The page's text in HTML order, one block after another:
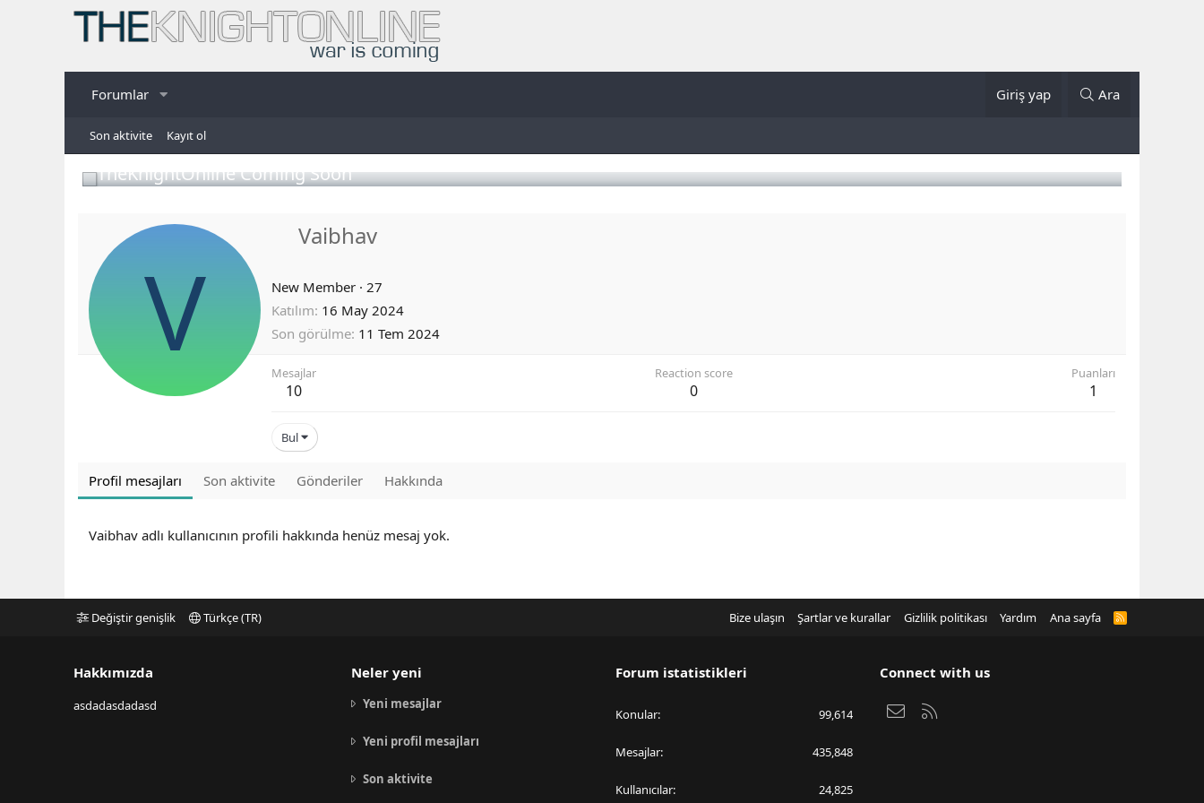
Forumlar Giriş yap Ara
Son aktivite Kayıt ol
TheKnightOnline Coming Soon
V
Vaibhav
New Member · 27
Katılım 16 May 2024
Son görülme 11 Tem 2024
Mesajlar
10
Reaction score
0
Puanları
1
Bul
Profil mesajları Son aktivite Gönderiler Hakkında
Vaibhav adlı kullanıcının profili hakkında henüz mesaj yok.
Değiştir genişlik Türkçe (TR) Bize ulaşın Şartlar ve kurallar Gizlilik politikası Yardım Ana sayfa
R
Hakkımızda
asdadasdadasd
Neler yeni
Yeni mesajlar
Yeni profil mesajları
Son aktivite
Forum istatistikleri
Konular 99,614
Mesajlar 435,848
Kullanıcılar 24,825
Connect with us
Bize ulaşın